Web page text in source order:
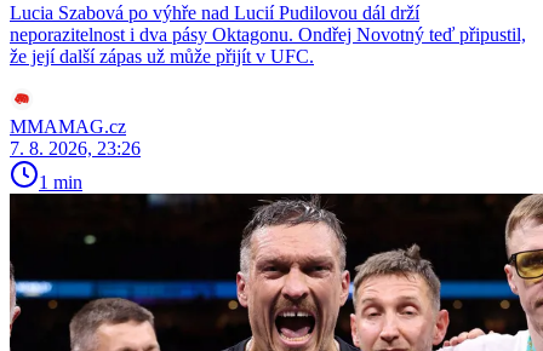
Lucia Szabová po výhře nad Lucií Pudilovou dál drží
neporazitelnost i dva pásy Oktagonu. Ondřej Novotný teď připustil,
že její další zápas už může přijít v UFC.
MMAMAG.cz
7. 8. 2026, 23:26
1 min